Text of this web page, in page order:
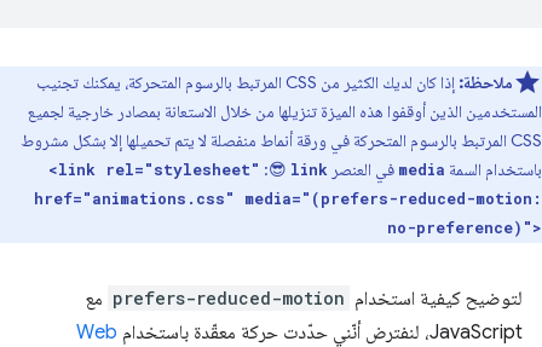
ملاحظة:
إذا كان لديك الكثير من CSS المرتبط بالرسوم المتحركة، يمكنك تجنيب
المستخدمين الذين أوقفوا هذه الميزة تنزيلها من خلال الاستعانة بمصادر خارجية لجميع
CSS المرتبط بالرسوم المتحركة في ورقة أنماط منفصلة لا يتم تحميلها إلا بشكل مشروط
باستخدام السمة media في العنصر link
😎:
<link rel="stylesheet"
href="animations.css" media="(prefers-reduced-motion:
no-preference)">
لتوضيح كيفية استخدام prefers-reduced-motion مع
JavaScript، لنفترض أنّني حدّدت حركة معقّدة باستخدام
Web